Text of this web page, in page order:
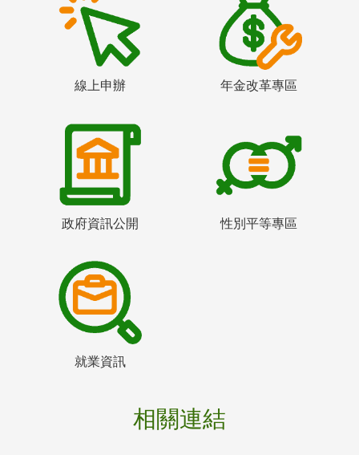
線上申辦 年金改革專區
政府資訊公開 性別平等專區
就業資訊
相關連結